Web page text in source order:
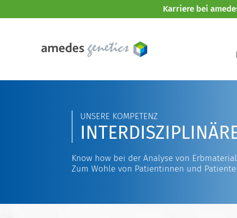
Karriere bei
UNSERE KOMPETENZ
Know how bei der Analyse von
Zum Wohle von Patientinnen und